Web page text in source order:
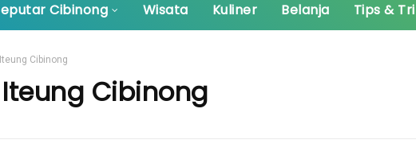
Cibinong Wisata Kuliner Belanja Tips &
Cibinong
Cibinong